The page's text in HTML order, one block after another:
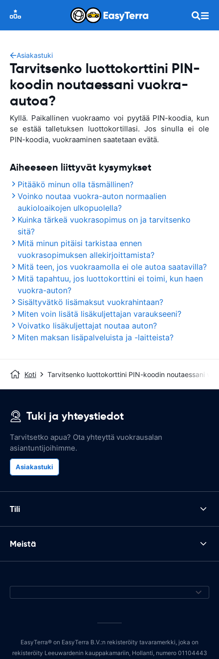
Asiakastuki
Tarvitsenko luottokorttini PIN-
koodin noutaessani vuokra-
autoa?
Kyllä. Paikallinen vuokraamo voi pyytää PIN-koodia, kun
se estää talletuksen luottokortillasi. Jos sinulla ei ole
PIN-koodia, vuokraaminen saatetaan evätä.
Aiheeseen liittyvät kysymykset
Pitääkö minun olla täsmällinen?
Voinko noutaa vuokra-auton normaalien
aukioloaikojen ulkopuolella?
Kuinka tärkeä vuokrasopimus on ja tarvitsenko
sitä?
Mitä minun pitäisi tarkistaa ennen
vuokrasopimuksen allekirjoittamista?
Mitä teen, jos vuokraamolla ei ole autoa saatavilla?
Mitä tapahtuu, jos luottokorttini ei toimi, kun haen
vuokra-auton?
Sisältyvätkö lisämaksut vuokrahintaan?
Miten voin lisätä lisäkuljettajan varaukseeni?
Voivatko lisäkuljettajat noutaa auton?
Miten maksan lisäpalveluista ja -laitteista?
Koti Tarvitsenko luottokorttini PIN-koodin noutaessani
Tuki ja yhteystiedot
Tarvitsetko apua? Ota yhteyttä vuokrausalan
asiantuntijoihimme.
Asiakastuki
Tili
Meistä
EasyTerra® on EasyTerra B.V.:n rekisteröity tavaramerkki, joka on
rekisteröity Leeuwardenin kauppakamariin, Hollanti, numero 01104443